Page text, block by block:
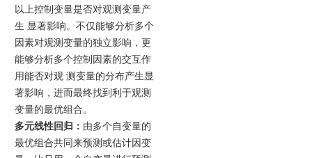
以上控制变量是否对观测变量产
生 显著影响。不仅能够分析多个
因素对观测变量的独立影响，更
能够分析多个控制因素的交互作
用能否对观 测变量的分布产生显
著影响，进而最终找到利于观测
变量的最优组合。
多元线性回归： 由多个自变量的
最优组合共同来预测或估计因变